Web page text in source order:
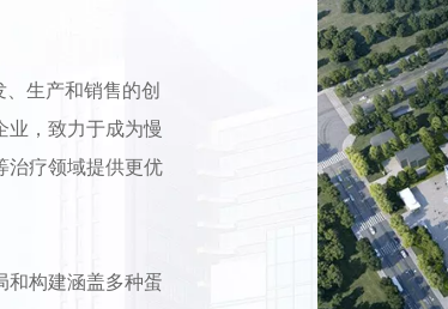
生产和销售的创
业，致力于成为慢
治疗领域提供更优
和构建涵盖多种蛋